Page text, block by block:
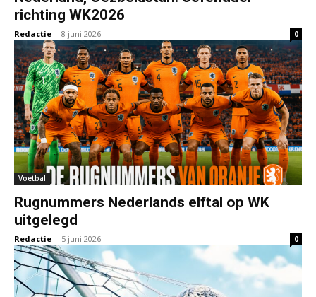
richting WK2026
Redactie - 8 juni 2026 0
Voetbal
Rugnummers Nederlands elftal op WK
uitgelegd
Redactie - 5 juni 2026 0